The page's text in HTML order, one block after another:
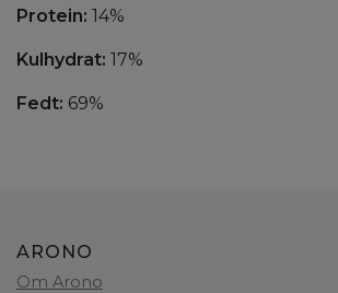
Protein: 14%
Kulhydrat: 17%
Fedt: 69%
ARONO
Om Arono